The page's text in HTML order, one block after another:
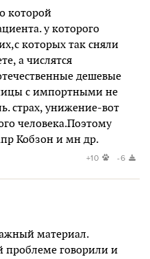
которой
у которого
которых так сняли
а числятся
дешевые
с импортными не
страх, унижение-вот
человека.Поэтому
Кобзон и мн др.
+10 -6
материал.
проблеме говорили и